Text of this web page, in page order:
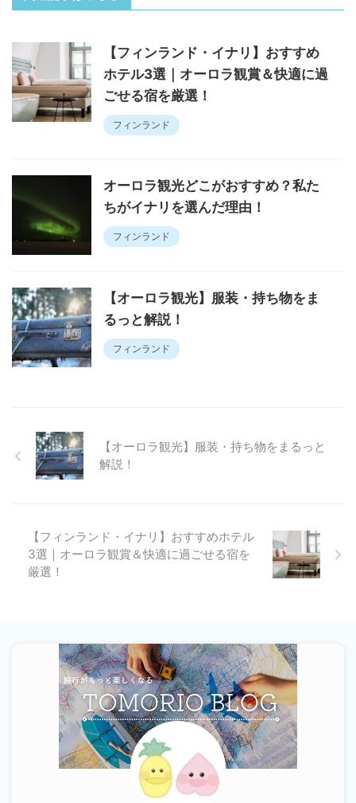
【フィンランド・イナリ】おすすめ
ホテル3選｜オーロラ観賞＆快適に過
ごせる宿を厳選！
フィンランド
オーロラ観光どこがおすすめ？私た
ちがイナリを選んだ理由！
フィンランド
【オーロラ観光】服装・持ち物をま
るっと解説！
フィンランド
【オーロラ観光】服装・持ち物をまるっと
解説！
【フィンランド・イナリ】おすすめホテル
3選｜オーロラ観賞＆快適に過ごせる宿を
厳選！